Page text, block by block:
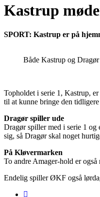
Kastrup
SPORT: Kastrup er på
Både Kastrup og
Topholdet i serie 1, Kastrup,
til at kunne bringe den
Dragør spiller ude
Dragør spiller med i serie 1
sig, så Dragør skal noget
På Kløvermarken
To andre Amager-hold er
Endelig spiller ØKF også